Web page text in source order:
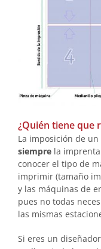
¿Quién tiene que
La imposición de
siempre la
conocer el tipo de
imprimir (tamaño
y las máquinas de
pues no todas
las mismas
Si eres un